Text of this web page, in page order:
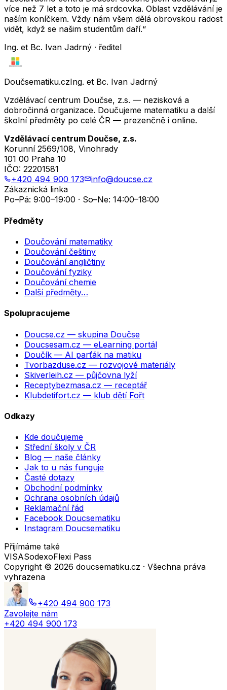
více než 7 let a toto je má srdcovka. Oblast vzdělávání je
naším koníčkem. Vždy nám všem dělá obrovskou radost
vidět, když se našim studentům daří.“
Ing. et Bc. Ivan Jadrný · ředitel
Doučsematiku.czIng. et Bc. Ivan Jadrný
Vzdělávací centrum Doučse, z.s. — nezisková a
dobročinná organizace. Doučujeme matematiku a další
školní předměty po celé ČR — prezenčně i online.
Vzdělávací centrum Doučse, z.s.
Korunní 2569/108, Vinohrady
101 00 Praha 10
IČO: 22201581
+420 494 900 173
info@doucse.cz
Zákaznická linka
Po–Pá: 9:00–19:00 · So–Ne: 14:00–18:00
Předměty
Doučování matematiky
Doučování češtiny
Doučování angličtiny
Doučování fyziky
Doučování chemie
Další předměty…
Spolupracujeme
Doucse.cz — skupina Doučse
Doucsesam.cz — eLearning portál
Doučík — AI parťák na matiku
Tvorbazduse.cz — rozvojové materiály
Skiverleih.cz — půjčovna lyží
Receptybezmasa.cz — receptář
Klubdetifort.cz — klub dětí Fořt
Odkazy
Kde doučujeme
Střední školy v ČR
Blog — naše články
Jak to u nás funguje
Časté dotazy
Obchodní podmínky
Ochrana osobních údajů
Reklamační řád
Facebook Doucsematiku
Instagram Doucsematiku
Přijímáme také
VISASodexoFlexi Pass
Copyright © 2026 doucsematiku.cz · Všechna práva
vyhrazena
+420 494 900 173
Zavolejte nám
+420 494 900 173